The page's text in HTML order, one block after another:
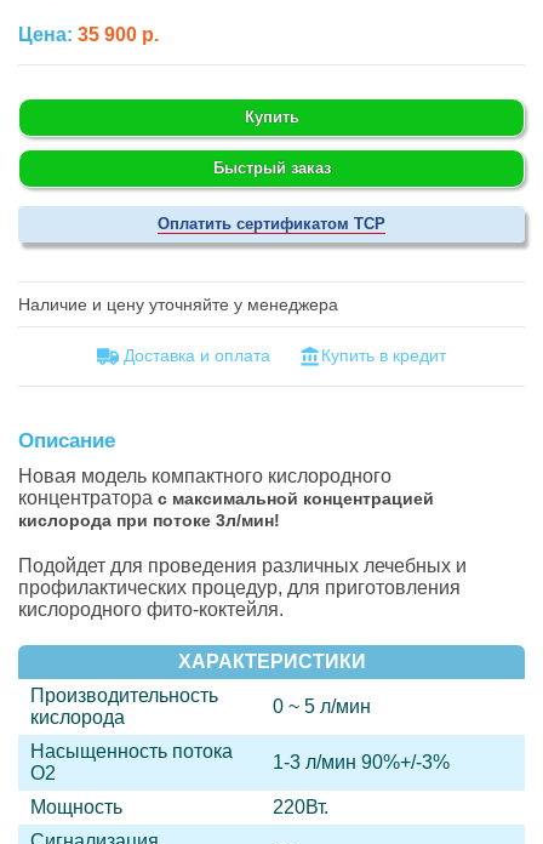
Цена: 35 900 р.
Купить
Быстрый заказ
Оплатить сертификатом ТСР
Наличие и цену уточняйте у менеджера
Доставка и оплатa Купить в кредит
Описание
Новая модель компактного кислородного
концентратора с максимальной концентрацией
кислорода при потоке 3л/мин!
Подойдет для проведения различных лечебных и
профилактических процедур, для приготовления
кислородного фито-коктейля.
ХАРАКТЕРИСТИКИ
Производительность
кислорода
0 ~ 5 л/мин
Насыщенность потока
О2
1-3 л/мин 90%+/-3%
Мощность
220Вт.